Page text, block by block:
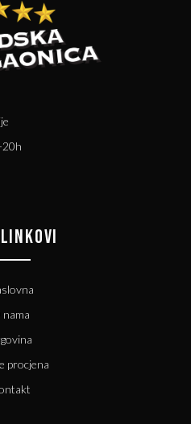
20h
nama
procjena